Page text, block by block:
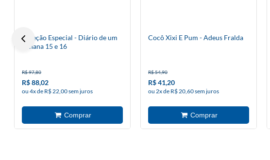
Coleção Especial - Diário de um
banana 15 e 16
R$ 97,80
R$ 88,02
ou 4x de R$ 22,00 sem juros
Cocô Xixi E Pum - Adeus Fralda
R$ 54,90
R$ 41,20
ou 2x de R$ 20,60 sem juros